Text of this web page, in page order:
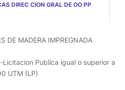
DIREC CION GRAL DE OO PP
DE MADERA IMPREGNADA
Licitacion Publica igual o superior a
UTM (LP)